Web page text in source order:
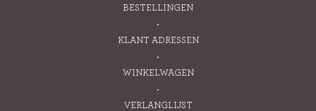
BESTELLINGEN
KLANT ADRESSEN
WINKELWAGEN
VERLANGLIJST